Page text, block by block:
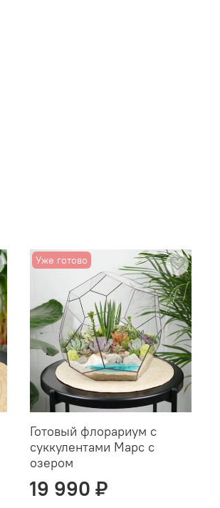
Уже готово
Готовый флорариум с
суккулентами Марс с
озером
19 990 ₽